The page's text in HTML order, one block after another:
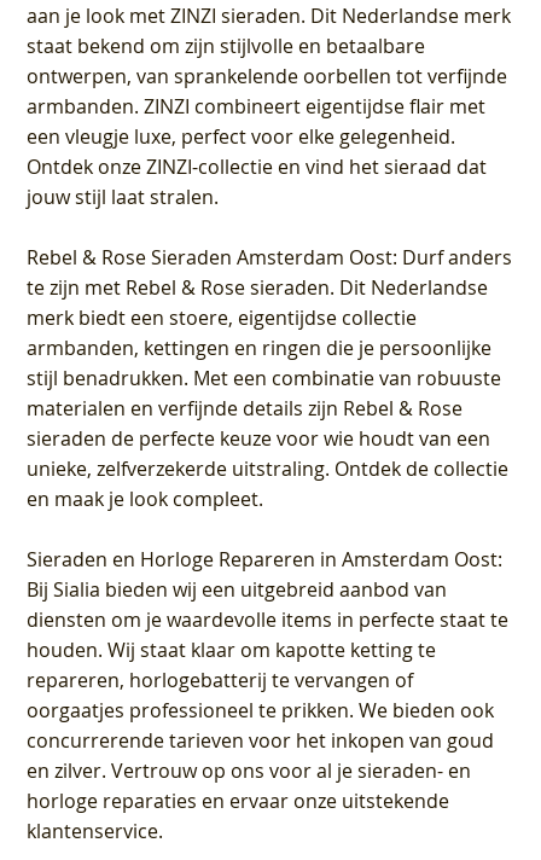
aan je look met ZINZI sieraden. Dit Nederlandse merk
staat bekend om zijn stijlvolle en betaalbare
ontwerpen, van sprankelende oorbellen tot verfijnde
armbanden. ZINZI combineert eigentijdse flair met
een vleugje luxe, perfect voor elke gelegenheid.
Ontdek onze ZINZI-collectie en vind het sieraad dat
jouw stijl laat stralen.
Rebel & Rose Sieraden Amsterdam Oost: Durf anders
te zijn met Rebel & Rose sieraden. Dit Nederlandse
merk biedt een stoere, eigentijdse collectie
armbanden, kettingen en ringen die je persoonlijke
stijl benadrukken. Met een combinatie van robuuste
materialen en verfijnde details zijn Rebel & Rose
sieraden de perfecte keuze voor wie houdt van een
unieke, zelfverzekerde uitstraling. Ontdek de collectie
en maak je look compleet.
Sieraden en Horloge Repareren in Amsterdam Oost:
Bij Sialia bieden wij een uitgebreid aanbod van
diensten om je waardevolle items in perfecte staat te
houden. Wij staat klaar om kapotte ketting te
repareren, horlogebatterij te vervangen of
oorgaatjes professioneel te prikken. We bieden ook
concurrerende tarieven voor het inkopen van goud
en zilver. Vertrouw op ons voor al je sieraden- en
horloge reparaties en ervaar onze uitstekende
klantenservice.